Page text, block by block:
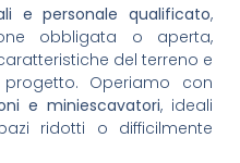
e personale qualificato,
obbligata o aperta,
del terreno e
Operiamo con
e miniescavatori, ideali
ridotti o difficilmente